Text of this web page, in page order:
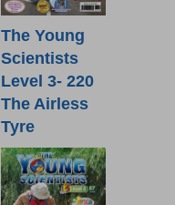
The Young
Scientists
Level 3- 220
The Airless
Tyre